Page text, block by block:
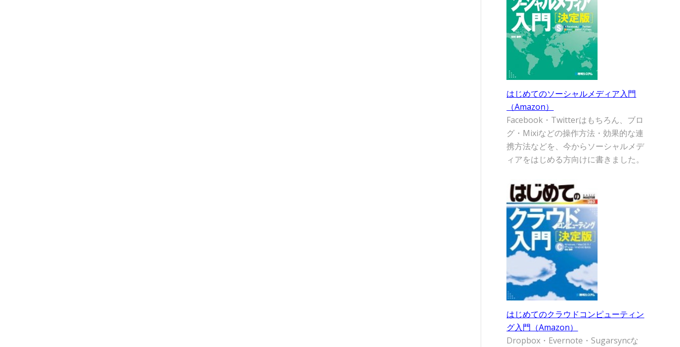
はじめてのソーシャルメディア入門
（Amazon）
Facebook・Twitterはもちろん、ブロ
グ・Mixiなどの操作方法・効果的な連
携方法などを、今からソーシャルメデ
ィアをはじめる方向けに書きました。
はじめてのクラウドコンピューティン
グ入門（Amazon）
Dropbox・Evernote・Sugarsyncな